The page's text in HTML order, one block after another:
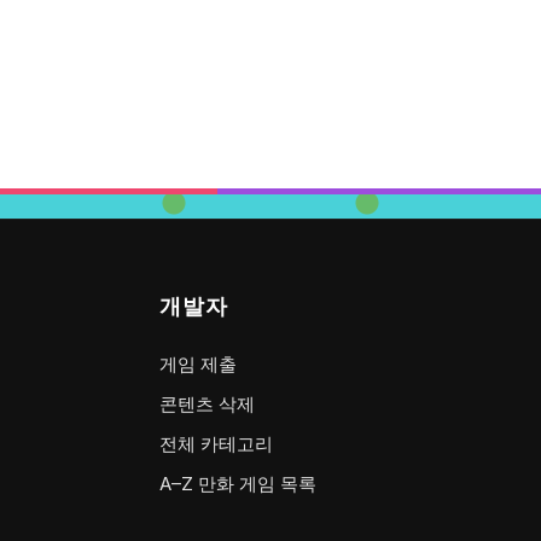
개발자
게임 제출
콘텐츠 삭제
전체 카테고리
A–Z 만화 게임 목록